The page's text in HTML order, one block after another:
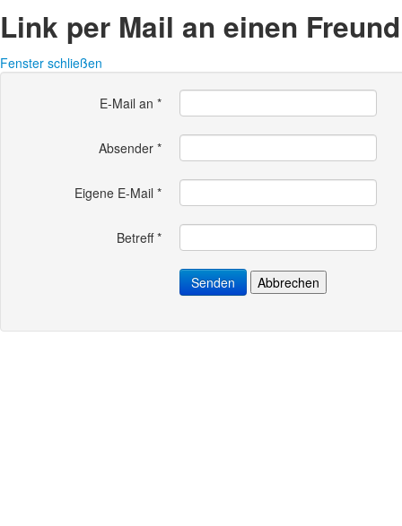
Link per Mail an einen
Fenster schließen
E-Mail an *
Absender *
Eigene E-Mail *
Betreff*
Senden Abbrechen